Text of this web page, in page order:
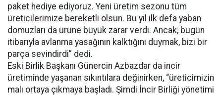
paket hediye ediyoruz. Yeni üretim sezonu tüm
üreticilerimize bereketli olsun. Bu yıl ilk defa yaban
domuzları da ürüne büyük zarar verdi. Ancak, bugün
itibarıyla avlanma yasağının kalktığını duymak, bizi bir
parça sevindirdi” dedi.
Eski Birlik Başkanı Günercin Azbazdar da incir
üretiminde yaşanan sıkıntılara değinirken, “üreticimizin
malı ortaya çıkmaya başladı. Şimdi İncir Birliği yönetimi